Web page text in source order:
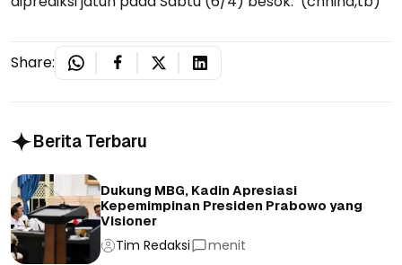
Share:
Berita Terbaru
Dukung MBG, Kadin Apresiasi
Kepemimpinan Presiden Prabowo yang
Visioner
Tim Redaksi menit